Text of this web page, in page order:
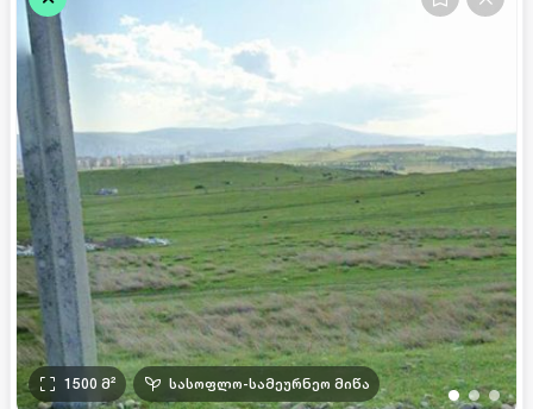
•••
1500 მ² სასოფლო-სამეურნეო მიწა